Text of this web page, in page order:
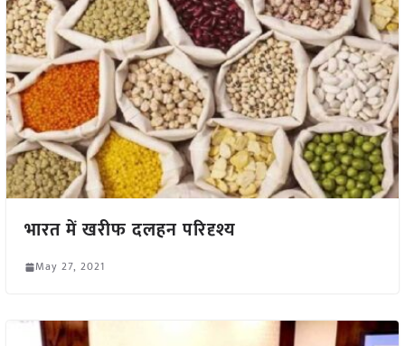
भारत में खरीफ दलहन परिदृश्य
May 27, 2021